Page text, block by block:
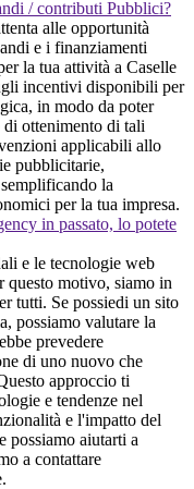
/ contributi Pubblici?
alle opportunità
e i finanziamenti
la tua attività a Caselle
incentivi disponibili per
in modo da poter
di ottenimento di tali
applicabili allo
pubblicitarie,
la
per la tua impresa.
in passato, lo potete
e le tecnologie web
questo motivo, siamo in
tutti. Se possiedi un sito
possiamo valutare la
prevedere
di uno nuovo che
approccio ti
e tendenze nel
e l'impatto del
possiamo aiutarti a
a contattare